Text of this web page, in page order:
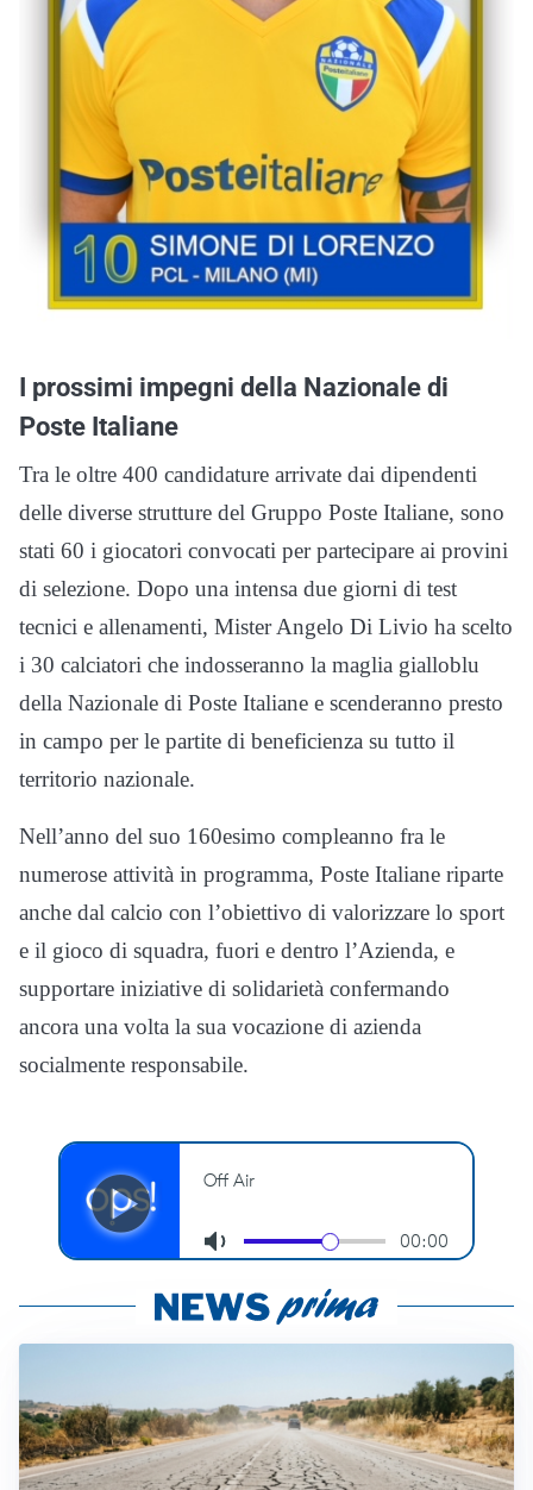
I prossimi impegni della Nazionale di
Poste Italiane
Tra le oltre 400 candidature arrivate dai dipendenti
delle diverse strutture del Gruppo Poste Italiane, sono
stati 60 i giocatori convocati per partecipare ai provini
di selezione. Dopo una intensa due giorni di test
tecnici e allenamenti, Mister Angelo Di Livio ha scelto
i 30 calciatori che indosseranno la maglia gialloblu
della Nazionale di Poste Italiane e scenderanno presto
in campo per le partite di beneficienza su tutto il
territorio nazionale.
Nell’anno del suo 160esimo compleanno fra le
numerose attività in programma, Poste Italiane riparte
anche dal calcio con l’obiettivo di valorizzare lo sport
e il gioco di squadra, fuori e dentro l’Azienda, e
supportare iniziative di solidarietà confermando
ancora una volta la sua vocazione di azienda
socialmente responsabile.